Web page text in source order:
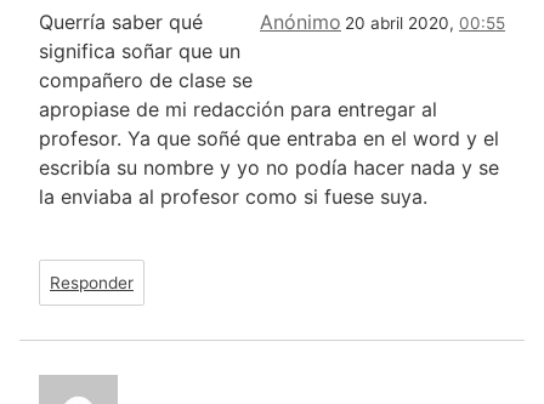
Anónimo 20 abril 2020, 00:55
Querría saber qué
significa soñar que un
compañero de clase se
apropiase de mi redacción para entregar al
profesor. Ya que soñé que entraba en el word y el
escribía su nombre y yo no podía hacer nada y se
la enviaba al profesor como si fuese suya.
Responder